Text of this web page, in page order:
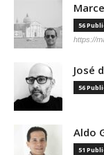
56
https://
José
56
Aldo
51